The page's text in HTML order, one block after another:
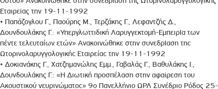
Εταιρεiας την 19-11-1992
• Παπάζογλου Γ., Παούρης Μ., Τερζάκης Γ., Λεφαντζής Δ.,
Δουνδουλάκης Γ.: «Υπεργλωττιδική Λαρυγγεκτομή-ΕμπειρΙα των
πέντε τελευταίων ετών» Ανακοινώθηκε στην συνεδρΙαση τηc
Ωτορινολαρυγγολογικήc Εταιρείαc την 19-11-1992
• Δοκιανάκης Γ., Χατζημανώλης Εμμ., Γαβαλάς Γ., Βαθυλάκης Ι.,
Δουνδουλάκης Γ.: «Η Διωτική προσπέλαση στην αφαiρεση του
Ακουστικού νευρινώματοc» 9ο Πανελλήνιο ΩΡΛ Συνέδριο Ρόδος 25-